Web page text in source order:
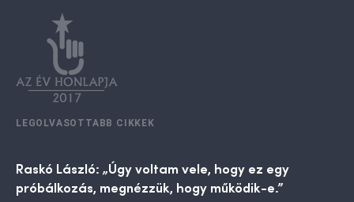
LEGOLVASOTTABB CIKKEK
Raskó László: „Úgy voltam vele, hogy ez egy
próbálkozás, megnézzük, hogy működik-e.”